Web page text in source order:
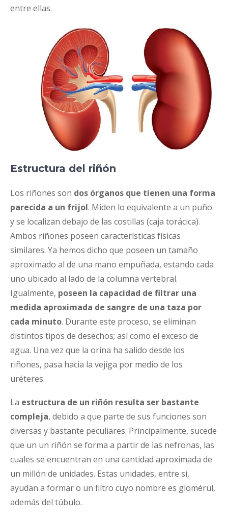
entre ellas.
Estructura del riñón
Los riñones son dos órganos que tienen una forma
parecida a un frijol. Miden lo equivalente a un puño
y se localizan debajo de las costillas (caja torácica).
Ambos riñones poseen características físicas
similares. Ya hemos dicho que poseen un tamaño
aproximado al de una mano empuñada, estando cada
uno ubicado al lado de la columna vertebral.
Igualmente, poseen la capacidad de filtrar una
medida aproximada de sangre de una taza por
cada minuto. Durante este proceso, se eliminan
distintos tipos de desechos; así como el exceso de
agua. Una vez que la orina ha salido desde los
riñones, pasa hacia la vejiga por medio de los
uréteres.
La estructura de un riñón resulta ser bastante
compleja, debido a que parte de sus funciones son
diversas y bastante peculiares. Principalmente, sucede
que un un riñón se forma a partir de las nefronas, las
cuales se encuentran en una cantidad aproximada de
un millón de unidades. Estas unidades, entre sí,
ayudan a formar o un filtro cuyo nombre es glomérul,
además del túbulo.